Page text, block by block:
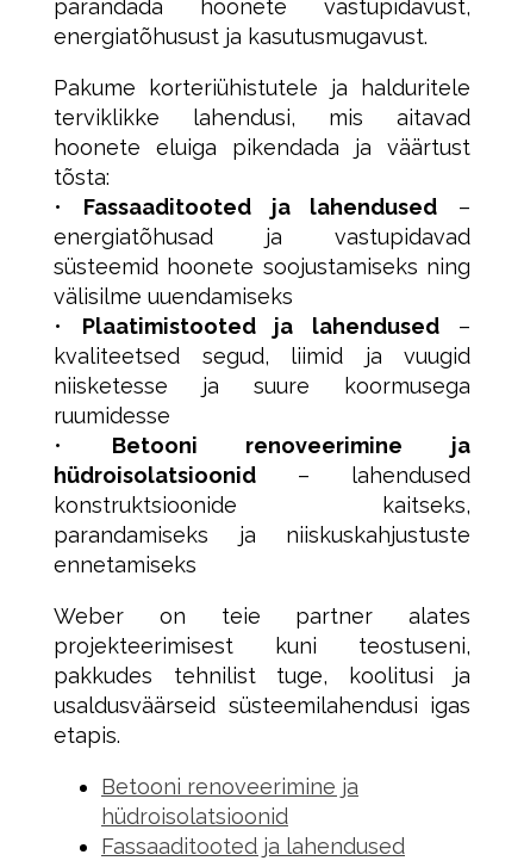
parandada hoonete vastupidavust,
energiatõhusust ja kasutusmugavust.
Pakume korteriühistutele ja halduritele
terviklikke lahendusi, mis aitavad
hoonete eluiga pikendada ja väärtust
tõsta:
• Fassaaditooted ja lahendused –
energiatõhusad ja vastupidavad
süsteemid hoonete soojustamiseks ning
välisilme uuendamiseks
• Plaatimistooted ja lahendused–
kvaliteetsed segud, liimid ja vuugid
niisketesse ja suure koormusega
ruumidesse
• Betooni renoveerimine ja
hüdroisolatsioonid – lahendused
konstruktsioonide kaitseks,
parandamiseks ja niiskuskahjustuste
ennetamiseks
Weber on teie partner alates
projekteerimisest kuni teostuseni,
pakkudes tehnilist tuge, koolitusi ja
usaldusväärseid süsteemilahendusi igas
etapis.
Betooni renoveerimine ja
hüdroisolatsioonid
Fassaaditooted ja lahendused